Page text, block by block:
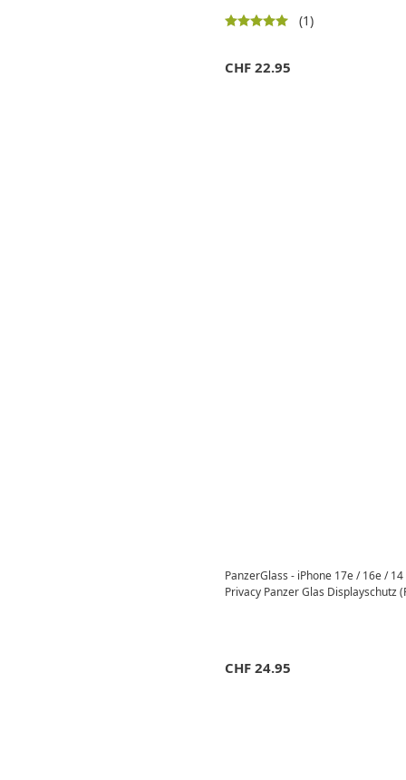
(1)
CHF 22.95
PanzerGlass - iPhone 17e / 16e /
Privacy Panzer Glas Displayschutz
CHF 24.95